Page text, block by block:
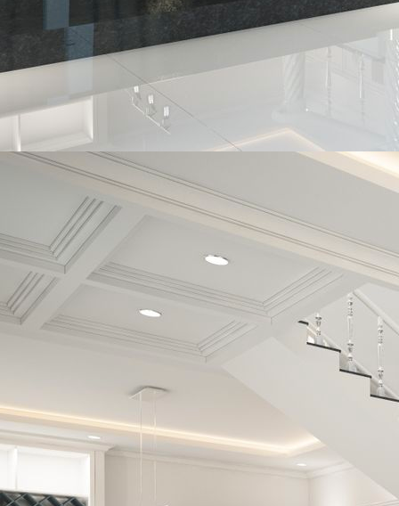
0d1da848-bd05-4ae1-9739-747dedf93699